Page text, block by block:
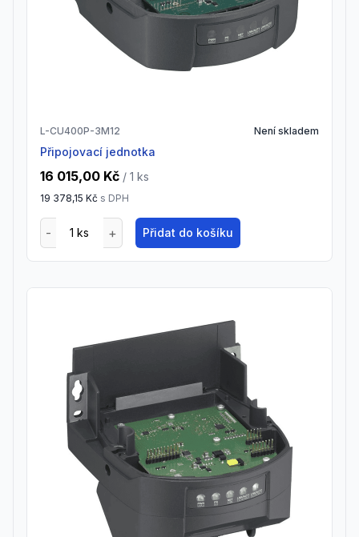
L-CU400P-3M12 Není skladem
Připojovací jednotka
16 015,00 Kč / 1 ks
19 378,15 Kč s DPH
Přidat do košíku